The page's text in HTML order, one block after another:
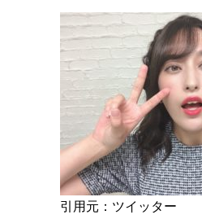
引用元：ツイッター